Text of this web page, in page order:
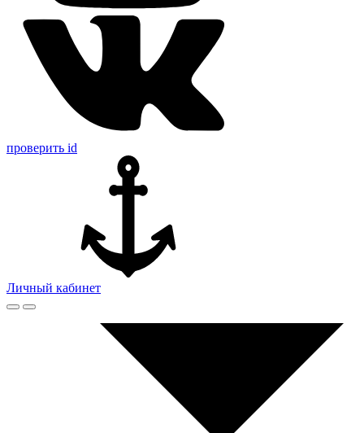
проверить id
Личный кабинет